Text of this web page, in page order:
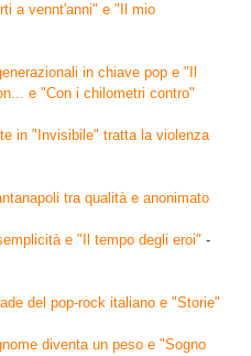
a vennt'anni" e "Il mio
in chiave pop e "Il
e "Con i chilometri contro"
in "Invisibile" tratta la violenza
tra qualità e anonimato
e "Il tempo degli eroi" -
del pop-rock italiano e "Storie"
diventa un peso e "Sogno